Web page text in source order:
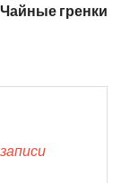
Чайные гренки